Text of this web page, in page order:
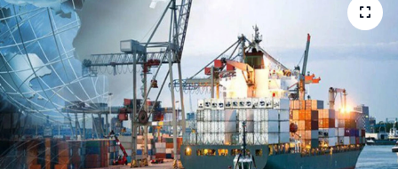
RESMİ İLANLAR
İLAN
Bize ulaşın
İletişim/Künye